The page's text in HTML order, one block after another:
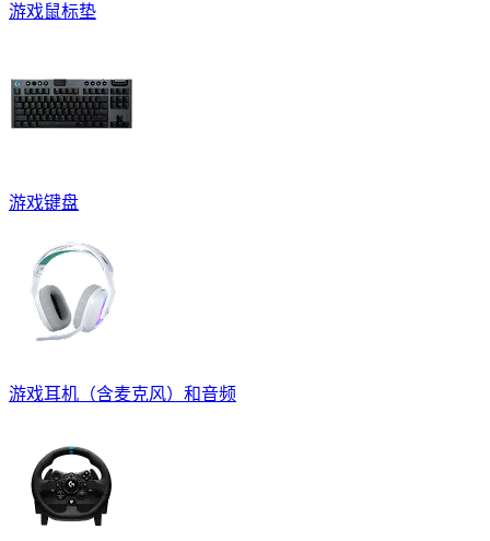
游戏鼠标垫
游戏键盘
游戏耳机（含麦克风）和音频